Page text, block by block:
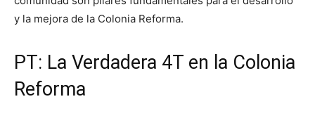
y la mejora de la Colonia Reforma.
PT: La Verdadera 4T en la Colonia
Reforma